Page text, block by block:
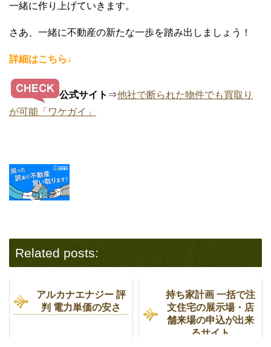
一緒に作り上げていきます。
さあ、一緒に不動産の新たな一歩を踏み出しましょう！
詳細はこちら↓
公式サイト ⇒他社で断られた物件でも買取り
が可能「ワケガイ」
Related posts:
アルカナエナジー 評
判 電力単価の安さ
持ち家計画 一括で注
文住宅の展示場・店
舗来場の申込が出来
るサイト